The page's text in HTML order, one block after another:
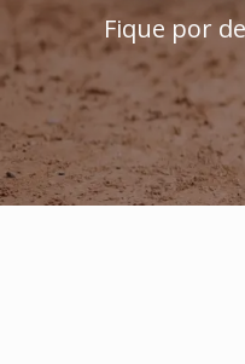
Fique por